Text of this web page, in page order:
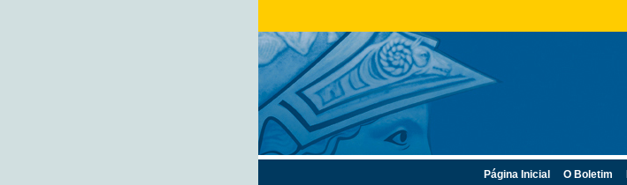
Página Inicial O Boletim